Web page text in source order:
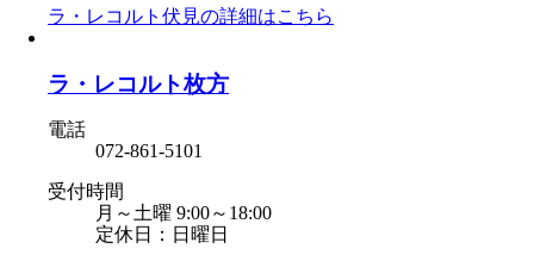
ラ・レコルト伏見の詳細はこちら
ラ・レコルト枚方
電話
072-861-5101
受付時間
月～土曜 9:00～18:00
定休日：日曜日